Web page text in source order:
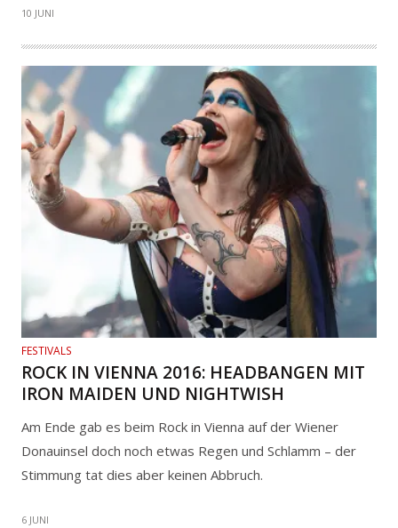
10 JUNI
FESTIVALS
ROCK IN VIENNA 2016: HEADBANGEN MIT
IRON MAIDEN UND NIGHTWISH
Am Ende gab es beim Rock in Vienna auf der Wiener
Donauinsel doch noch etwas Regen und Schlamm – der
Stimmung tat dies aber keinen Abbruch.
6 JUNI